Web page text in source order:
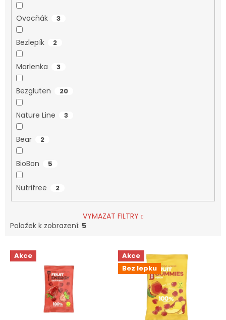
Ovocňák 3
Bezlepík 2
Marlenka 3
Bezgluten 20
Nature Line 3
Bear 2
BioBon 5
Nutrifree 2
VYMAZAT FILTRY
Položek k zobrazení: 5
V Akce
Akce
Bez lepku